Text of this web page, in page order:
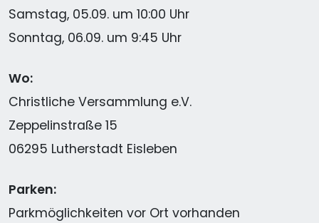
Samstag, 05.09. um 10:00 Uhr
Sonntag, 06.09. um 9:45 Uhr
Wo:
Christliche Versammlung e.V.
Zeppelinstraße 15
06295 Lutherstadt Eisleben
Parken:
Parkmöglichkeiten vor Ort vorhanden